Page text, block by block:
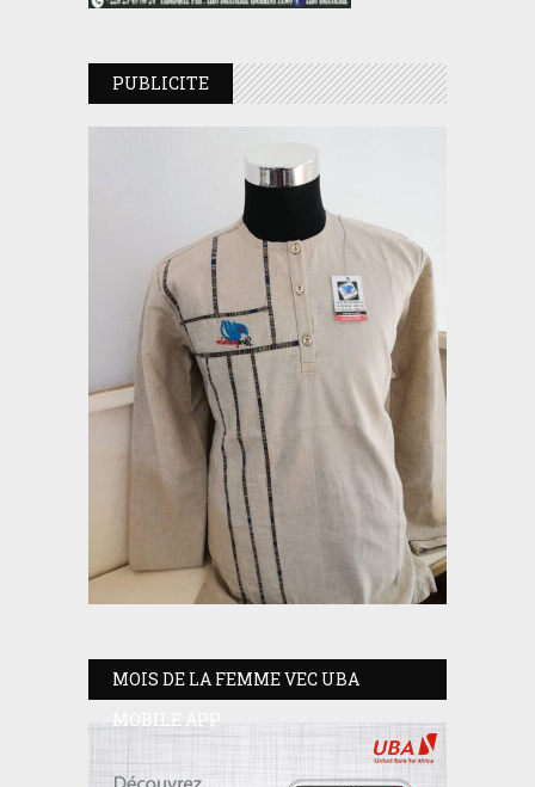
PUBLICITE
MOIS DE LA FEMME VEC UBA
MOBILE APP